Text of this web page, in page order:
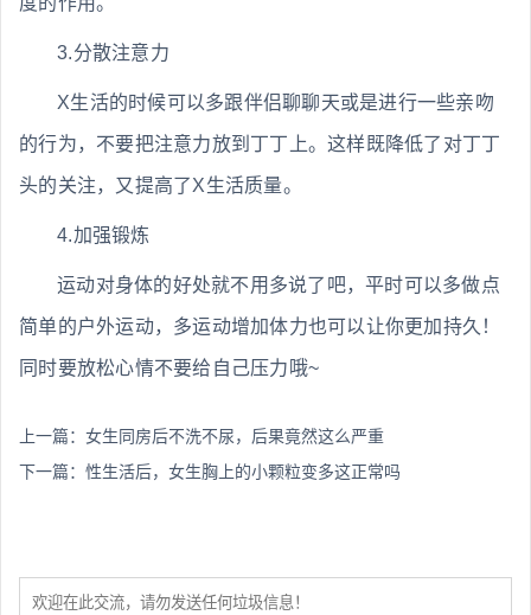
3.分散注意力
X生活的时候可以多跟伴侣聊聊天或是进行一些亲吻
的行为，不要把注意力放到丁丁上。这样既降低了对丁丁
头的关注，又提高了X生活质量。
4.加强锻炼
运动对身体的好处就不用多说了吧，平时可以多做点
简单的户外运动，多运动增加体力也可以让你更加持久！
同时要放松心情不要给自己压力哦~
上一篇： 女生同房后不洗不尿，后果竟然这么严重
下一篇： 性生活后，女生胸上的小颗粒变多这正常吗